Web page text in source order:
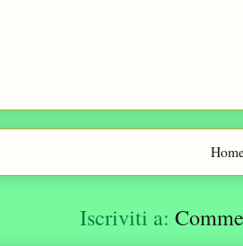
Iscriviti a: